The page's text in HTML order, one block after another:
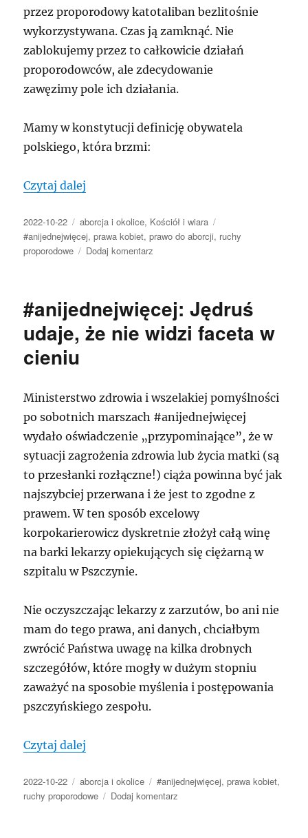
przez proporodowy katotaliban bezlitośnie
wykorzystywana. Czas ją zamknąć. Nie
zablokujemy przez to całkowicie działań
proporodowców, ale zdecydowanie
zawęzimy pole ich działania.
Mamy w konstytucji definicję obywatela
polskiego, która brzmi:
Czytaj dalej
Data
publikacji
2022-10-22 Kategorie
aborcja i okolice, Kościół i wiara
#anijednejwięcej,prawa kobiet,prawo do aborcji, ruchy
proporodowe
Dodaj komentarz
poprawkę
konstytucji.
#anijednejwięcej: Jędruś
udaje, że nie widzi faceta w
cieniu
Ministerstwo zdrowia i wszelakiej pomyślności
po sobotnich marszach #anijednejwięcej
wydało oświadczenie „przypominające”, że w
sytuacji zagrożenia zdrowia lub życia matki (są
to przesłanki rozłączne!) ciąża powinna być jak
najszybciej przerwana i że jest to zgodne z
prawem. W ten sposób excelowy
korpokarierowicz dyskretnie złożył całą winę
na barki lekarzy opiekujących się ciężarną w
szpitalu w Pszczynie.
Nie oczyszczając lekarzy z zarzutów, bo ani nie
mam do tego prawa, ani danych, chciałbym
zwrócić Państwa uwagę na kilka drobnych
szczegółów, które mogły w dużym stopniu
zaważyć na sposobie myślenia i postępowania
pszczyńskiego zespołu.
Czytaj dalej
Data
publikacji
2022-10-22 Kategorie
aborcja i okolice Tagi
#anijednejwięcej,prawa kobiet,
ruchy proporodowe
Dodaj komentarz